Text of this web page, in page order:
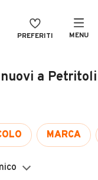
PREFERITI MENU
a Petritoli
MARCA